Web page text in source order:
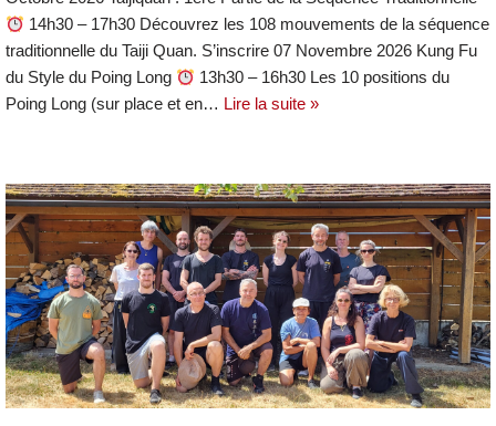
14h30 – 17h30 Découvrez les 108 mouvements de la séquence
traditionnelle du Taiji Quan. S’inscrire 07 Novembre 2026 Kung Fu
du Style du Poing Long
13h30 – 16h30 Les 10 positions du
Poing Long (sur place et en… Lire la suite »